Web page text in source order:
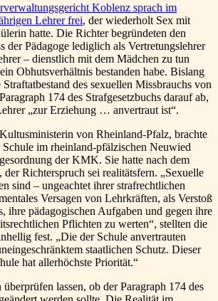
Koblenz sprach im
Lehrer frei, der wiederholt Sex mit
hatte. Die Richter begründeten den
der Pädagoge lediglich als Vertretungslehrer
– dienstlich mit dem Mädchen zu tun
Obhutsverhältnis bestanden habe. Bislang
des sexuellen Missbrauchs von
174 des Strafgesetzbuchs darauf ab,
„zur Erziehung … anvertraut ist“.
von Rheinland-Pfalz, brachte
im rheinland-pfälzischen Neuwied
der KMK. Sie hatte nach dem
der Richterspruch sei realitätsfern. „Sexuelle
sind – ungeachtet ihrer strafrechtlichen
Versagen von Lehrkräften, als Verstoß
ihre pädagogischen Aufgaben und gegen ihre
Pflichten zu werten“, stellten die
fest. „Die der Schule anvertrauten
staatlichen Schutz. Dieser
hat allerhöchste Priorität.“
lassen, ob der Paragraph 174 des